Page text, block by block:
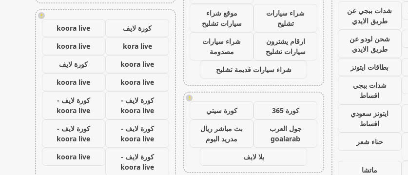
شدات ببجي عن
طريق الايدي
شحن لودو عن
طريق الايدي
بطاقات ايتونز
شدات ببجي
اقساط
ايتونز سعودي
اقساط
حناء شعر
ماتشا
شراء سيارات
تشليح
موقع شراء
سيارات تشليح
ارقام يشترون
سيارات تشليح
شراء سيارات
مصدومة
شراء سيارات قديمة تشليح
!
كورة 365
كورة سيتي
جول العرب
goalarab
بث مباشر ريال
مدريد اليوم
يلا لايف
!
كورة لايف
koora live
kora live
koora live
koora live
كورة لايف
koora live
koora live
كورة لايف -
koora live
كورة لايف -
koora live
كورة لايف -
koora live
كورة لايف -
koora live
كورة لايف -
koora live
koora live